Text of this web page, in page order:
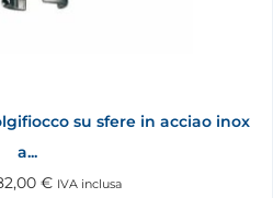
su sfere in acciao inox
a...
€ IVA inclusa